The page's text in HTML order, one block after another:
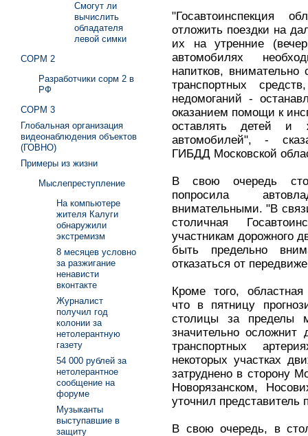
"Госавтоинспекция
отложить поездки на
их на утренние
автомобилях
напитков, внимательно
транспортных
недомоганий -
оказанием помощи к
оставлять детей и
автомобилей", -
ГИБДД Московской
В свою очередь
попросила
внимательными. "В
столичная
участникам дорожного
быть предельно
отказаться от
Кроме того, областная
что в пятницу
столицы за пределы
значительно осложнит
транспортных
некоторых участках
затруднено в сторону
Новорязанском,
уточнил представитель
В свою очередь, в
Смогут ли
вычислить
обладателя
левой симки
СОРМ 2
Разработчики сорм 2 в
РФ
СОРМ 3
Глобальная организация
видеонаблюдения объектов
(ГОВНО)
Примеры из жизни
Мыслепреступление
На компьютере
жителя Калуги
обнаружили
экстремизм
8 месяцев условно
за разжигание
ненависти
вконтакте
Журналист
получил год
колонии за
нетолерантную
газету
54 000 рублей за
нетолерантное
сообщение на
форуме
Музыканты
выступавшие в
защиту